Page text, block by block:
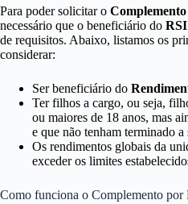
Para poder solicitar o
necessário que o beneficiário do RSI
de requisitos. Abaixo, listamos os
considerar:
Ser beneficiário do
Ter filhos a cargo, ou seja,
ou maiores de 18 anos, mas
e que não tenham terminado a
Os rendimentos globais da
exceder os limites
Como funciona o Complemento por